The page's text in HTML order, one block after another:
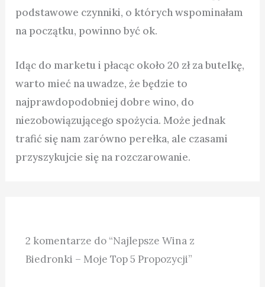
podstawowe czynniki, o których wspominałam
na początku, powinno być ok.
Idąc do marketu i płacąc około 20 zł za butelkę,
warto mieć na uwadze, że będzie to
najprawdopodobniej dobre wino, do
niezobowiązującego spożycia. Może jednak
trafić się nam zarówno perełka, ale czasami
przyszykujcie się na rozczarowanie.
2 komentarze do “Najlepsze Wina z
Biedronki – Moje Top 5 Propozycji”